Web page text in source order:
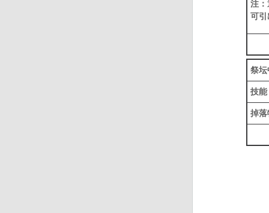
注：
可引
祭坛
技能
掉落